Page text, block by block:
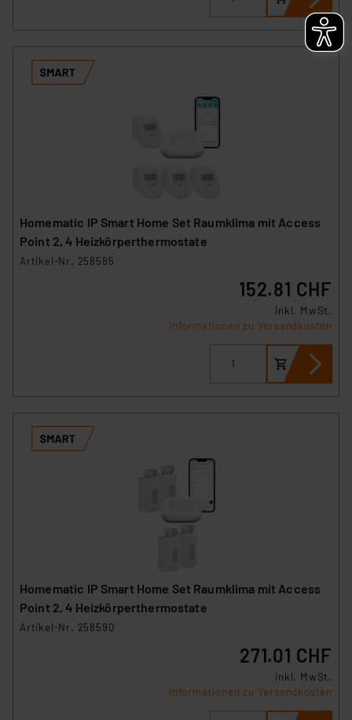
Homematic IP Smart Home Set Raumklima mit Access
Point 2, 4 Heizkörperthermostate
Artikel-Nr. 258585
152.81 CHF
inkl. MwSt.
Informationen zu Versandkosten
Homematic IP Smart Home Set Raumklima mit Access
Point 2, 4 Heizkörperthermostate
Artikel-Nr. 258590
271.01 CHF
inkl. MwSt.
Informationen zu Versandkosten